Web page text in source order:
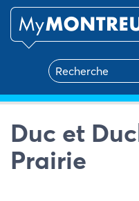
Duc et
Prairie